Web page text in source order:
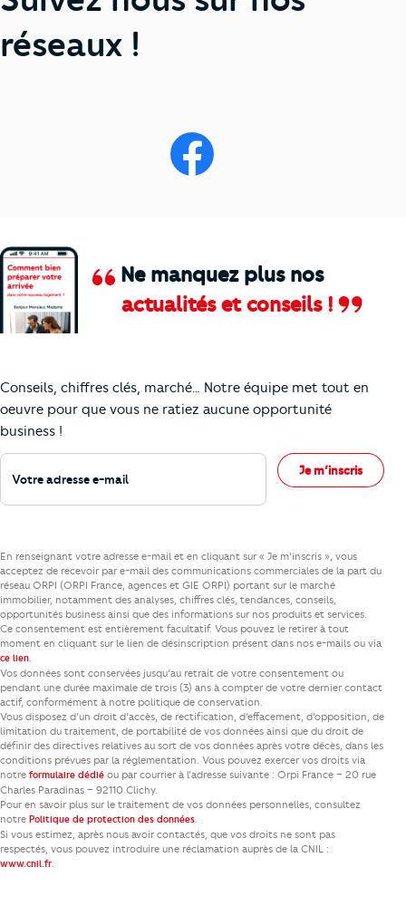
réseaux !
Ne manquez plus nos
actualités et conseils !
Conseils, chiffres clés, marché… Notre équipe met tout en
oeuvre pour que vous ne ratiez aucune opportunité
business !
Votre adresse e-mail
Je m’inscris
En renseignant votre adresse e-mail et en cliquant sur « Je m’inscris », vous
acceptez de recevoir par e-mail des communications commerciales de la part du
réseau ORPI (ORPI France, agences et GIE ORPI) portant sur le marché
immobilier, notamment des analyses, chiffres clés, tendances, conseils,
opportunités business ainsi que des informations sur nos produits et services.
Ce consentement est entièrement facultatif. Vous pouvez le retirer à tout
moment en cliquant sur le lien de désinscription présent dans nos e-mails ou via
ce lien.
Vos données sont conservées jusqu’au retrait de votre consentement ou
pendant une durée maximale de trois (3) ans à compter de votre dernier contact
actif, conformément à notre politique de conservation.
Vous disposez d’un droit d’accès, de rectification, d’effacement, d’opposition, de
limitation du traitement, de portabilité de vos données ainsi que du droit de
définir des directives relatives au sort de vos données après votre décès, dans les
conditions prévues par la réglementation. Vous pouvez exercer vos droits via
notre formulaire dédié ou par courrier à l’adresse suivante : Orpi France – 20 rue
Charles Paradinas – 92110 Clichy.
Pour en savoir plus sur le traitement de vos données personnelles, consultez
notre Politique de protection des données.
Si vous estimez, après nous avoir contactés, que vos droits ne sont pas
respectés, vous pouvez introduire une réclamation auprès de la CNIL :
www.cnil.fr.